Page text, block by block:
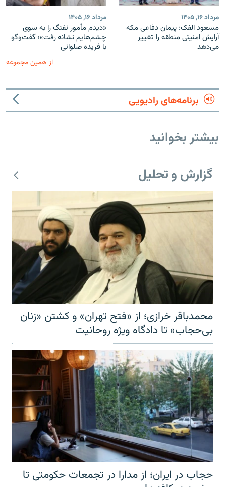
مرداد ۱۶, ۱۴۰۵
مسعود الفک: پیمان دفاعی مکه
آرایش امنیتی منطقه را تغییر
می‌دهد
مرداد ۱۶, ۱۴۰۵
«دیدم مأمور تفنگ را به سوی
چشم‌هایم نشانه رفت»؛ گفت‌و‌گو
با فریده صلواتی
از همین مجموعه
برنامه‌های رادیویی
بیشتر بخوانید
گزارش و تحلیل
محمدباقر خرازی؛ از «فتح تهران» و کشتن «زنان
بی‌حجاب» تا دادگاه ویژه روحانیت
حجاب در ایران؛ از مدارا در تجمعات حکومتی تا